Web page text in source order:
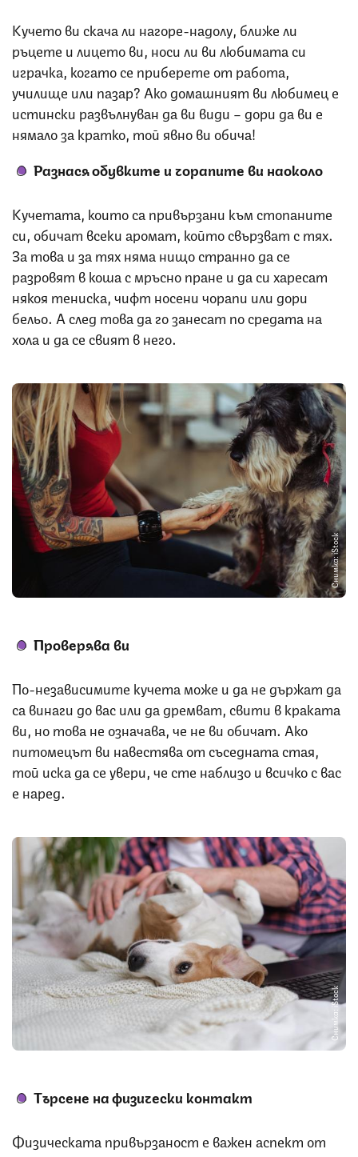
Кучето ви скача ли нагоре-надолу, ближе ли
ръцете и лицето ви, носи ли ви любимата си
играчка, когато се приберете от работа,
училище или пазар? Ако домашният ви любимец е
истински развълнуван да ви види – дори да ви е
нямало за кратко, той явно ви обича!
Разнася обувките и чорапите ви наоколо
Кучетата, които са привързани към стопаните
си, обичат всеки аромат, който свързват с тях.
За това и за тях няма нищо странно да се
разровят в коша с мръсно пране и да си харесат
някоя тениска, чифт носени чорапи или дори
бельо. А след това да го занесат по средата на
хола и да се свият в него.
Снимка: iStock
Проверява ви
По-независимите кучета може и да не държат да
са винаги до вас или да дремват, свити в краката
ви, но това не означава, че не ви обичат. Ако
питомецът ви навестява от съседната стая,
той иска да се увери, че сте наблизо и всичко с вас
е наред.
Снимка: iStock
Търсене на физически контакт
Физическата привързаност е важен аспект от